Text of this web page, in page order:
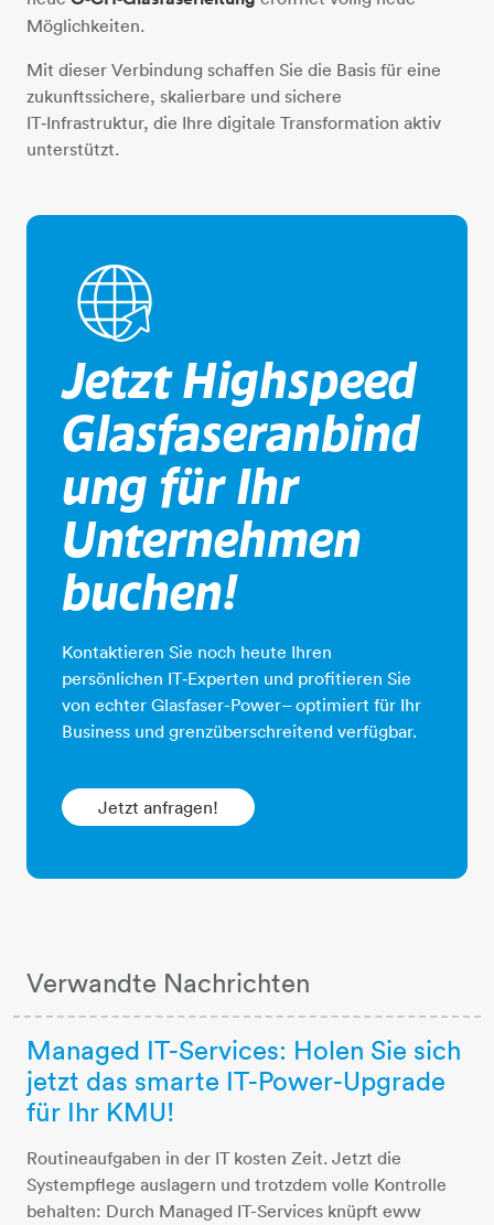
Möglichkeiten.
Mit dieser Verbindung schaffen Sie die Basis für eine
zukunftssichere, skalierbare und sichere
IT‑Infrastruktur, die Ihre digitale Transformation aktiv
unterstützt.
Jetzt Highspeed
Glasfaseranbind
ung für Ihr
Unternehmen
buchen!
Kontaktieren Sie noch heute Ihren
persönlichen IT‑Experten und profitieren Sie
von echter Glasfaser-Power– optimiert für Ihr
Business und grenzüberschreitend verfügbar.
Jetzt anfragen!
Verwandte Nachrichten
Managed IT-Services: Holen Sie sich
jetzt das smarte IT-Power-Upgrade
für Ihr KMU!
Routineaufgaben in der IT kosten Zeit. Jetzt die
Systempflege auslagern und trotzdem volle Kontrolle
behalten: Durch Managed IT-Services knüpft eww